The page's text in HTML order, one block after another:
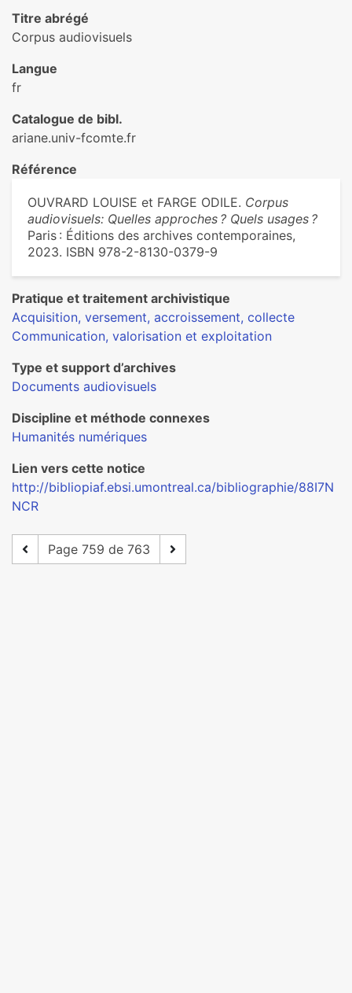
Titre abrégé
Corpus audiovisuels
Langue
fr
Catalogue de bibl.
ariane.univ-fcomte.fr
Référence
OUVRARD LOUISE et FARGE ODILE. Corpus
audiovisuels: Quelles approches ? Quels usages ?
Paris : Éditions des archives contemporaines,
2023. ISBN 978-2-8130-0379-9
Pratique et traitement archivistique
Acquisition, versement, accroissement, collecte
Communication, valorisation et exploitation
Type et support d’archives
Documents audiovisuels
Discipline et méthode connexes
Humanités numériques
Lien vers cette notice
http://bibliopiaf.ebsi.umontreal.ca/bibliographie/88I7N
NCR
Page 759 de 763